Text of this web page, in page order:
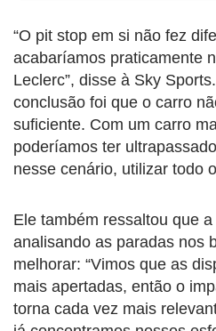
“O pit stop em si não fez
acabaríamos praticamente
Leclerc”, disse à Sky
conclusão foi que o carro
suficiente. Com um carro
poderíamos ter
nesse cenário, utilizar todo
Ele também ressaltou que
analisando as paradas nos
melhorar: “Vimos que as
mais apertadas, então o
torna cada vez mais